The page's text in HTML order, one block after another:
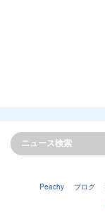
Peachy ブログ